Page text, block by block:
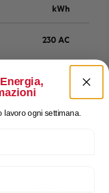
kWh
230 AC
lavoro ogni settimana.